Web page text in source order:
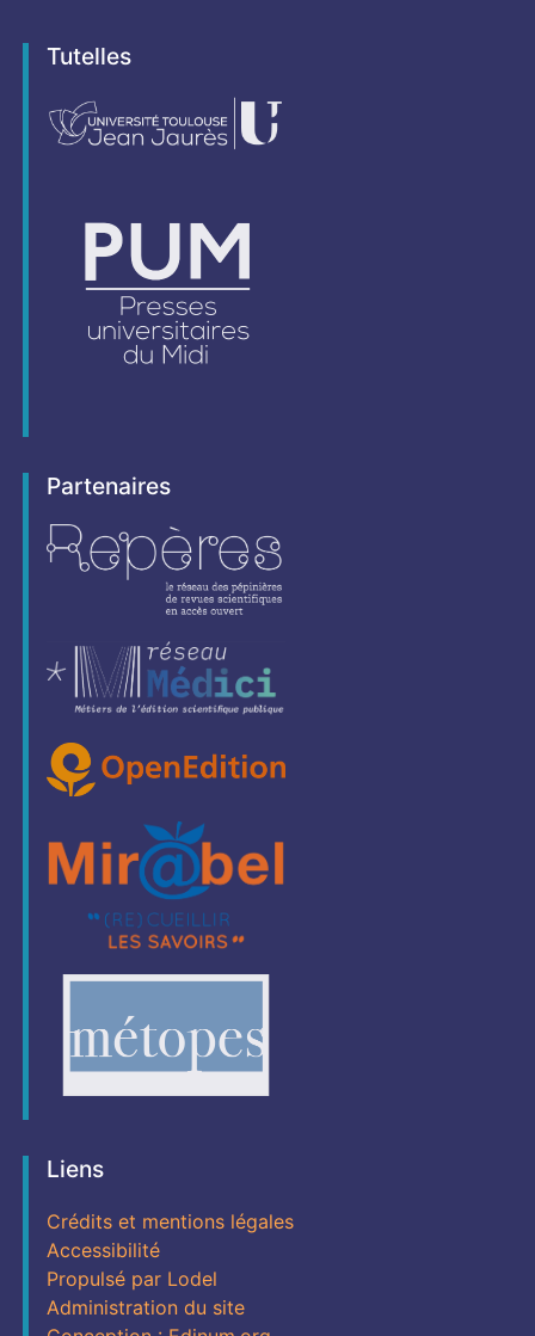
Tutelles
Partenaires
Liens
Crédits et mentions légales
Accessibilité
Propulsé par Lodel
Administration du site